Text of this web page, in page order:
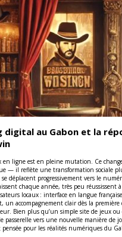
digital au Gabon et la
en ligne est en pleine mutation. Ce
— il reflète une transformation sociale
déplacent progressivement vers le
chaque année, très peu réussissent
locaux : interface en langue
accompagnement clair dès la première
Bien plus qu’un simple site de jeux ou
passerelle vers une nouvelle manière
pour les réalités numériques du